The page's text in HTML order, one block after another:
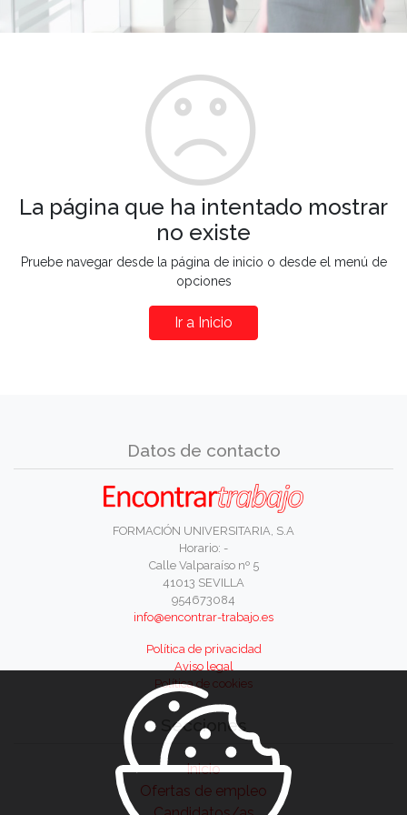
La página que ha intentado mostrar
no existe
Pruebe navegar desde la página de inicio o desde el menú de
opciones
Ir a Inicio
Datos de contacto
FORMACIÓN UNIVERSITARIA, S.A
Horario: -
Calle Valparaíso nº 5
41013 SEVILLA
954673084
info@encontrar-trabajo.es
Política de privacidad
Aviso legal
Política de cookies
Secciones
Inicio
Ofertas de empleo